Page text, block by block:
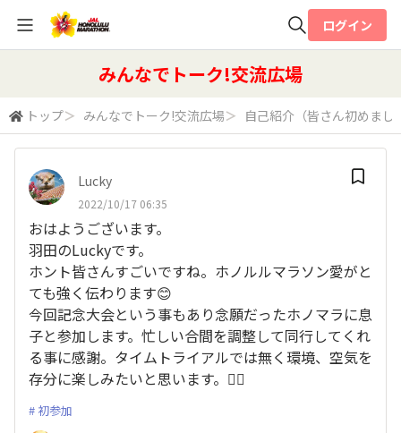
検索
ログイン
みんなでトーク!交流広場
トップ＞ みんなでトーク!交流広場＞ 自己紹介（皆さん初めまし
Lucky
2022/10/17 06:35
おはようございます。
羽田のLuckyです。
ホント皆さんすごいですね。ホノルルマラソン愛がと
ても強く伝わります😊
今回記念大会という事もあり念願だったホノマラに息
子と参加します。忙しい合間を調整して同行してくれ
る事に感謝。タイムトライアルでは無く環境、空気を
存分に楽しみたいと思います。🏃‍♂️
初参加